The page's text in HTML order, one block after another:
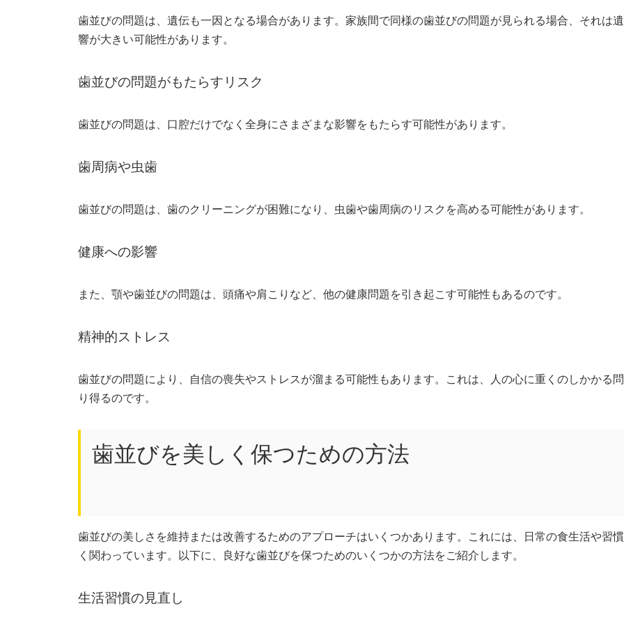
歯並びの問題は、遺伝も一因となる場合があります。家族間で同様の歯並びの問題が見られる場合、それは
響が大きい可能性があります。
歯並びの問題がもたらすリスク
歯並びの問題は、口腔だけでなく全身にさまざまな影響をもたらす可能性があります。
歯周病や虫歯
歯並びの問題は、歯のクリーニングが困難になり、虫歯や歯周病のリスクを高める可能性があります。
健康への影響
また、顎や歯並びの問題は、頭痛や肩こりなど、他の健康問題を引き起こす可能性もあるのです。
精神的ストレス
歯並びの問題により、自信の喪失やストレスが溜まる可能性もあります。これは、人の心に重くのしかかる
り得るのです。
歯並びを美しく保つための方法
歯並びの美しさを維持または改善するためのアプローチはいくつかあります。これには、日常の食生活や習
く関わっています。以下に、良好な歯並びを保つためのいくつかの方法をご紹介します。
生活習慣の見直し